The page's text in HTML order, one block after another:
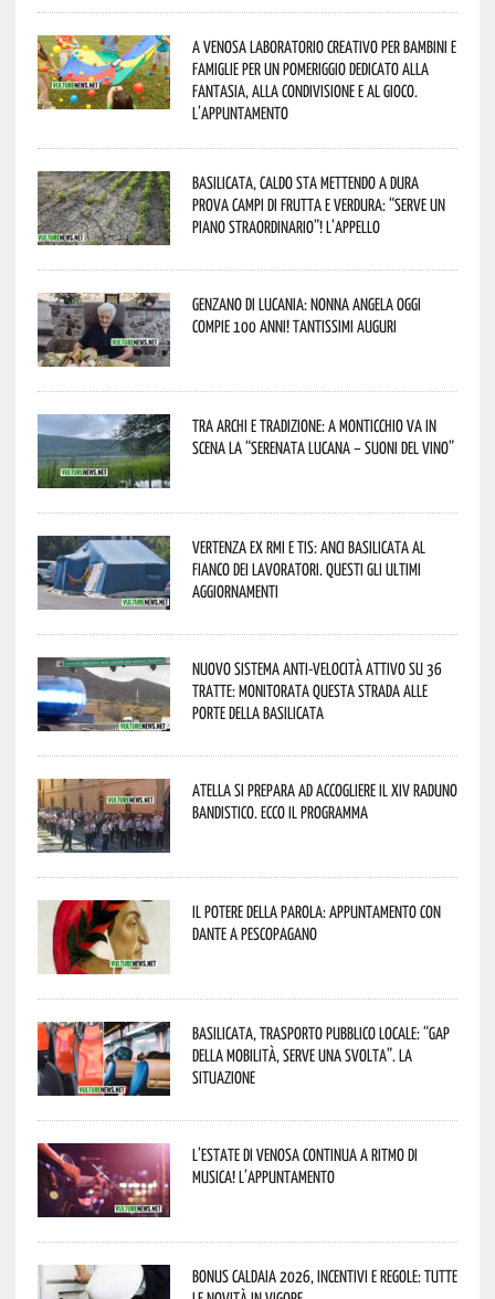
A Venosa laboratorio creativo per bambini e
famiglie per un pomeriggio dedicato alla
fantasia, alla condivisione e al gioco.
L’appuntamento
Basilicata, caldo sta mettendo a dura
prova campi di frutta e verdura: “Serve un
piano straordinario”! L’appello
Genzano di Lucania: nonna Angela oggi
compie 100 anni! Tantissimi auguri
Tra archi e tradizione: a Monticchio va in
scena la “Serenata lucana – suoni del vino”
Vertenza ex RMI e TIS: ANCI Basilicata al
fianco dei lavoratori. Questi gli ultimi
aggiornamenti
Nuovo sistema anti-velocità attivo su 36
tratte: monitorata questa strada alle
porte della Basilicata
Atella si prepara ad accogliere il XIV Raduno
Bandistico. Ecco il programma
Il Potere della parola: appuntamento con
Dante a Pescopagano
Basilicata, trasporto pubblico locale: “Gap
della mobilità, serve una svolta”. La
situazione
L’estate di Venosa continua a ritmo di
musica! L’appuntamento
Bonus caldaia 2026, incentivi e regole: tutte